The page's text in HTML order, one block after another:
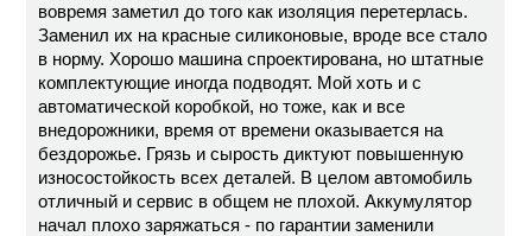
вовремя заметил до того как изоляция перетерлась.
Заменил их на красные силиконовые, вроде все стало
в норму. Хорошо машина спроектирована, но штатные
комплектующие иногда подводят. Мой хоть и с
автоматической коробкой, но тоже, как и все
внедорожники, время от времени оказывается на
бездорожье. Грязь и сырость диктуют повышенную
износостойкость всех деталей. В целом автомобиль
отличный и сервис в общем не плохой. Аккумулятор
начал плохо заряжаться - по гарантии заменили